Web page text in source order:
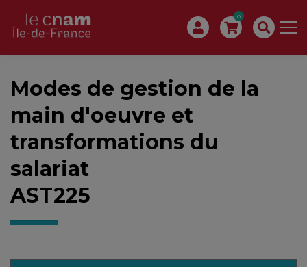
0
Modes de gestion de la
main d'oeuvre et
transformations du
salariat
AST225